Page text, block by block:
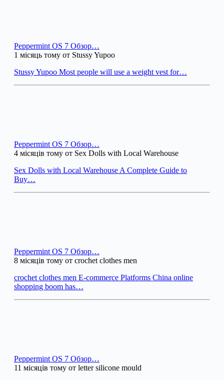
Peppermint OS 7 Обзор…
1 місяць тому от Stussy Yupoo
Stussy Yupoo Most people will use a weight vest for…
Peppermint OS 7 Обзор…
4 місяців тому от Sex Dolls with Local Warehouse
Sex Dolls with Local Warehouse A Complete Guide to
Buy…
Peppermint OS 7 Обзор…
8 місяців тому от crochet clothes men
crochet clothes men E-commerce Platforms China online
shopping boom has…
Peppermint OS 7 Обзор…
11 місяців тому от letter silicone mould